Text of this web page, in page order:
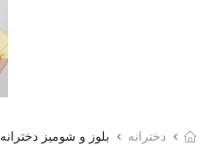
دخترانه بلوز و شومیز دخترانه